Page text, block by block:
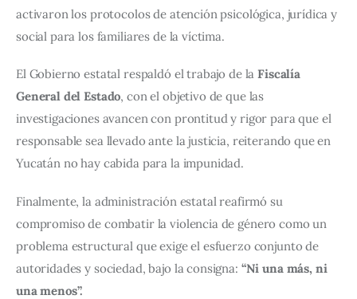
activaron los protocolos de atención psicológica, jurídica y
social para los familiares de la víctima.
El Gobierno estatal respaldó el trabajo de la Fiscalía
General del Estado, con el objetivo de que las
investigaciones avancen con prontitud y rigor para que el
responsable sea llevado ante la justicia, reiterando que en
Yucatán no hay cabida para la impunidad.
Finalmente, la administración estatal reafirmó su
compromiso de combatir la violencia de género como un
problema estructural que exige el esfuerzo conjunto de
autoridades y sociedad, bajo la consigna: “Ni una más, ni
una menos”.